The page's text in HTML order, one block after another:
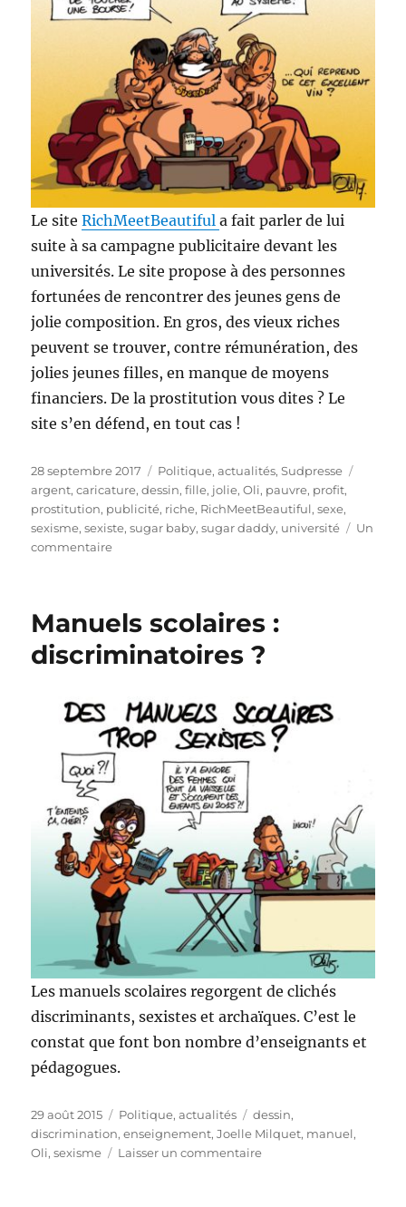
Le siteRichMeetBeautifula fait parler de lui
suite à sa campagne publicitaire devant les
universités. Le site propose à des personnes
fortunées de rencontrer des jeunes gens de
jolie composition. En gros, des vieux riches
peuvent se trouver, contre rémunération, des
jolies jeunes filles, en manque de moyens
financiers. De la prostitution vous dites ? Le
site s’en défend, en tout cas !
Publié
le
28 septembre 2017 Catégories
Politique, actualités,Sudpresse
argent,caricature,dessin,fille, jolie,Oli, pauvre, profit,
prostitution, publicité, riche, RichMeetBeautiful,sexe,
sexisme,sexiste,sugar baby,sugar daddy, université
Un
commentairesur
ou
prostitution
Manuels scolaires :
discriminatoires ?
Les manuels scolaires regorgent de clichés
discriminants, sexistes et archaïques. C’est le
constat que font bon nombre d’enseignants et
pédagogues.
Publié
le
29 août 2015 Catégories
Politique, actualités Étiquettes
dessin,
discrimination,enseignement,Joelle Milquet, manuel,
Oli,sexisme Laisser un commentairesur